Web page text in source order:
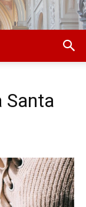
Santa